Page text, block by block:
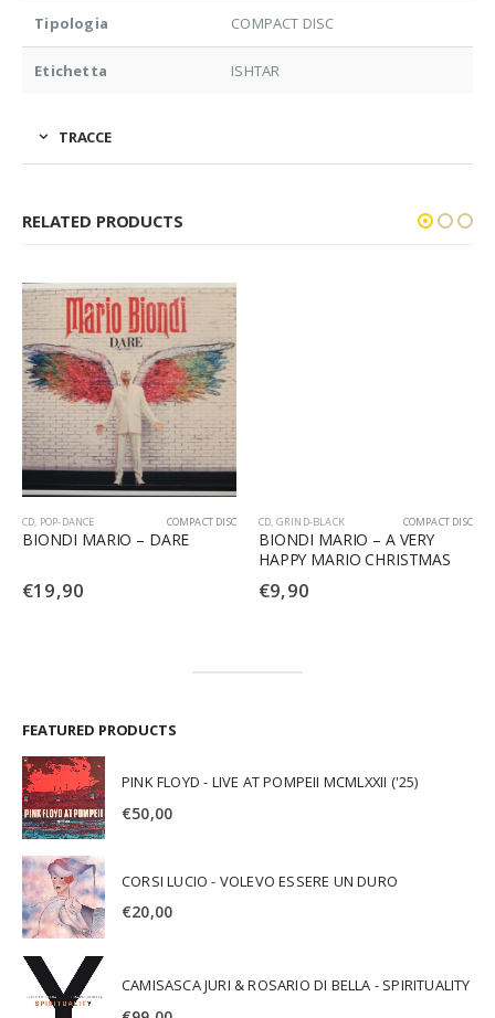
Tipologia COMPACT DISC
Etichetta ISHTAR
TRACCE
RELATED PRODUCTS
COMPACT DISC
CD, POP-DANCE
BIONDI MARIO – DARE
€19,90
COMPACT DISC
CD, GRIND-BLACK
BIONDI MARIO – A VERY
HAPPY MARIO CHRISTMAS
€9,90
FEATURED PRODUCTS
PINK FLOYD - LIVE AT POMPEII MCMLXXII ('25)
€50,00
CORSI LUCIO - VOLEVO ESSERE UN DURO
€20,00
CAMISASCA JURI & ROSARIO DI BELLA - SPIRITUALITY